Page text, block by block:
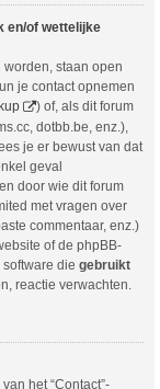
en/of wettelijke
staan open
je contact opnemen
) of, als dit forum
dotbb.be, enz.),
je er bewust van dat
geval
door wie dit forum
met vragen over
commentaar, enz.)
of de phpBB-
die gebruikt
reactie verwachten.
het “Contact”-